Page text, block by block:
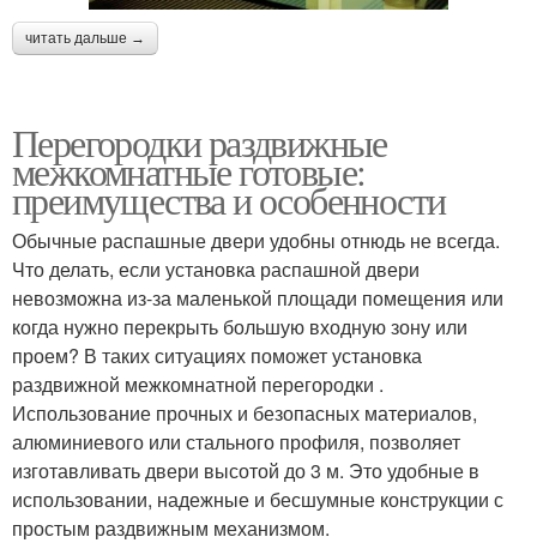
читать дальше →
Перегородки раздвижные
межкомнатные готовые:
преимущества и особенности
Обычные распашные двери удобны отнюдь не всегда.
Что делать, если установка распашной двери
невозможна из-за маленькой площади помещения или
когда нужно перекрыть большую входную зону или
проем? В таких ситуациях поможет установка
раздвижной межкомнатной перегородки .
Использование прочных и безопасных материалов,
алюминиевого или стального профиля, позволяет
изготавливать двери высотой до 3 м. Это удобные в
использовании, надежные и бесшумные конструкции с
простым раздвижным механизмом.